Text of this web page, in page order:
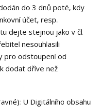
do 3 dnů poté, kdy
účet, resp.
dejte stejnou jako v čl.
nesouhlasili
pro odstoupení od
dodat dříve než
U Digitálního obsahu